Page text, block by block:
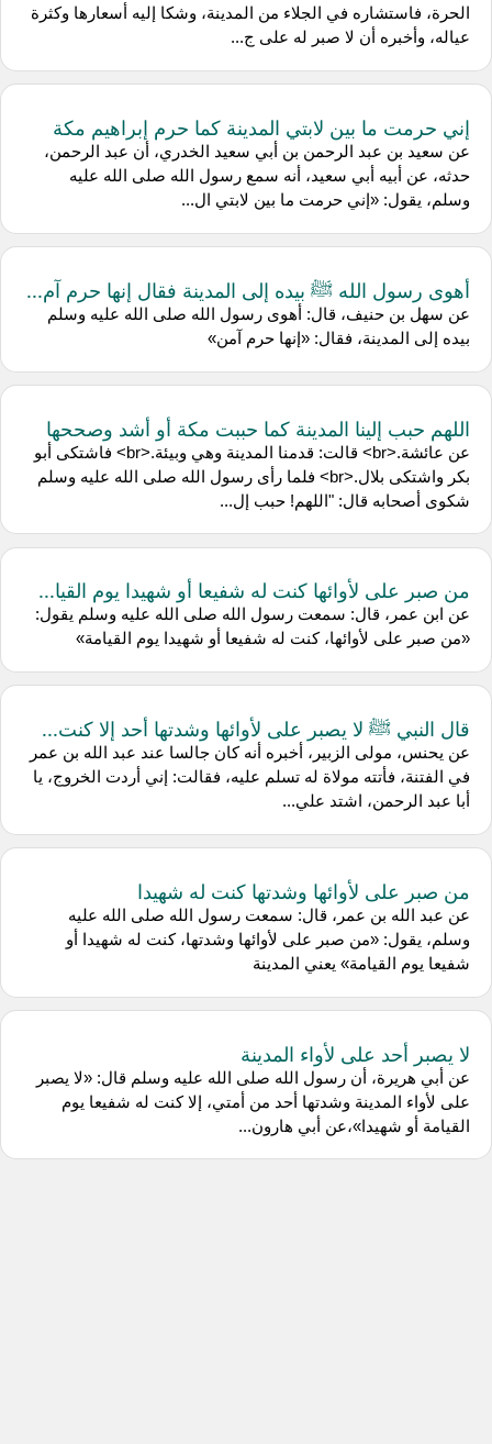
الحرة، فاستشاره في الجلاء من المدينة، وشكا إليه أسعارها وكثرة
عياله، وأخبره أن لا صبر له على ج...
إني حرمت ما بين لابتي المدينة كما حرم إبراهيم مكة
عن سعيد بن عبد الرحمن بن أبي سعيد الخدري، أن عبد الرحمن،
حدثه، عن أبيه أبي سعيد، أنه سمع رسول الله صلى الله عليه
وسلم، يقول: «إني حرمت ما بين لابتي ال...
أهوى رسول الله ﷺ بيده إلى المدينة فقال إنها حرم آم...
عن سهل بن حنيف، قال: أهوى رسول الله صلى الله عليه وسلم
بيده إلى المدينة، فقال: «إنها حرم آمن»
اللهم حبب إلينا المدينة كما حببت مكة أو أشد وصححها
عن عائشة.<br> قالت: قدمنا المدينة وهي وبيئة.<br> فاشتكى أبو
بكر واشتكى بلال.<br> فلما رأى رسول الله صلى الله عليه وسلم
شكوى أصحابه قال: "اللهم! حبب إل...
من صبر على لأوائها كنت له شفيعا أو شهيدا يوم القيا...
عن ابن عمر، قال: سمعت رسول الله صلى الله عليه وسلم يقول:
«من صبر على لأوائها، كنت له شفيعا أو شهيدا يوم القيامة»
قال النبي ﷺ لا يصبر على لأوائها وشدتها أحد إلا كنت...
عن يحنس، مولى الزبير، أخبره أنه كان جالسا عند عبد الله بن عمر
في الفتنة، فأتته مولاة له تسلم عليه، فقالت: إني أردت الخروج، يا
أبا عبد الرحمن، اشتد علي...
من صبر على لأوائها وشدتها كنت له شهيدا
عن عبد الله بن عمر، قال: سمعت رسول الله صلى الله عليه
وسلم، يقول: «من صبر على لأوائها وشدتها، كنت له شهيدا أو
شفيعا يوم القيامة» يعني المدينة
لا يصبر أحد على لأواء المدينة
عن أبي هريرة، أن رسول الله صلى الله عليه وسلم قال: «لا يصبر
على لأواء المدينة وشدتها أحد من أمتي، إلا كنت له شفيعا يوم
القيامة أو شهيدا»،عن أبي هارون...